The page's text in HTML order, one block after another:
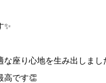
✨
座り心地を生み出しまし
高です👏